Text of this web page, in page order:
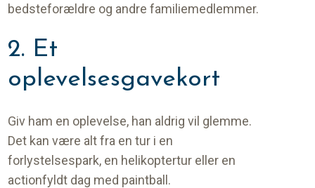
bedsteforældre og andre familiemedlemmer.
2. Et
oplevelsesgavekort
Giv ham en oplevelse, han aldrig vil glemme.
Det kan være alt fra en tur i en
forlystelsespark, en helikoptertur eller en
actionfyldt dag med paintball.